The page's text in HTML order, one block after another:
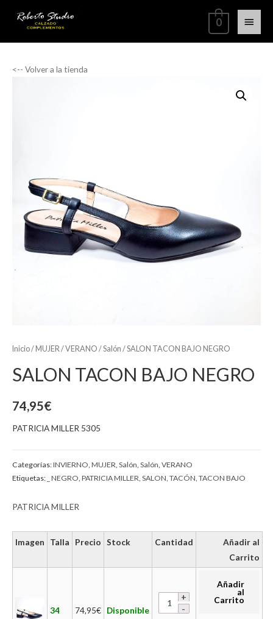
0
<-- Volver a la tienda
Inicio/ MUJER /VERANO /Salón / SALON TACON BAJO NEGRO
SALON TACON BAJO NEGRO
74,95€
PATRICIA MILLER 5305
Categorías:INVIERNO MUJER Salón Salón VERANO
Etiquetas: _ NEGRO PATRICIA MILLER SALON TACÓN TACON BAJO
PATRICIA MILLER
Imagen Talla Precio Stock Cantidad
Añadir al
Carrito
34 74,95€ Disponible
Añadir
al
Carrito